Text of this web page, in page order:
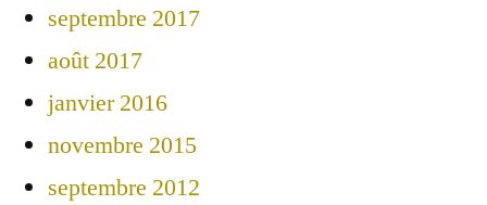
septembre 2017
août 2017
janvier 2016
novembre 2015
septembre 2012